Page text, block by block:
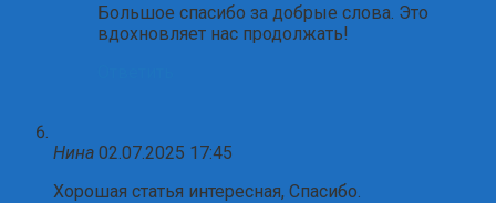
Большое спасибо за добрые слова. Это
вдохновляет нас продолжать!
Нина 02.07.2025 17:45
Хорошая статья интересная, Спасибо.